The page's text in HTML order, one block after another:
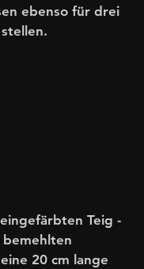
ebenso für drei
Teig -
20 cm lange